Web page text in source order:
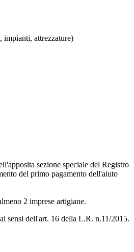
impianti, attrezzature)
sezione speciale del Registro
del primo pagamento dell'aiuto
2 imprese artigiane.
sensi dell'art. 16 della L.R. n.11/2015.